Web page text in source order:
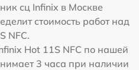
сц Infinix в Москве
стоимость работ над
NFC.
Hot 11S NFC по нашей
3 часа при наличии